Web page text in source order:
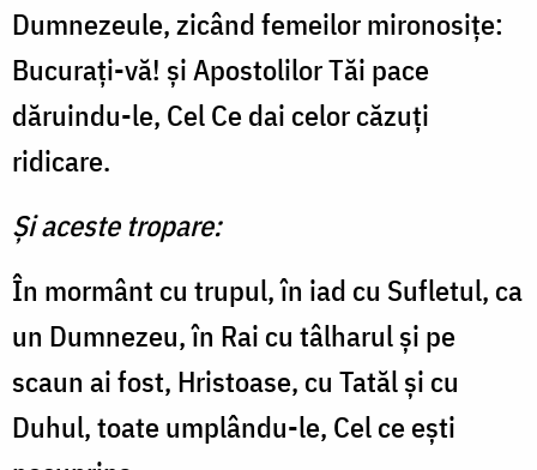
Dumnezeule, zicând femeilor mironosiţe:
Bucuraţi-vă! și Apostolilor Tăi pace
dăruindu-le, Cel Ce dai celor căzuţi
ridicare.
Și aceste tropare:
În mormânt cu trupul, în iad cu Sufletul, ca
un Dumnezeu, în Rai cu tâlharul şi pe
scaun ai fost, Hristoase, cu Tatăl şi cu
Duhul, toate umplându-le, Cel ce eşti